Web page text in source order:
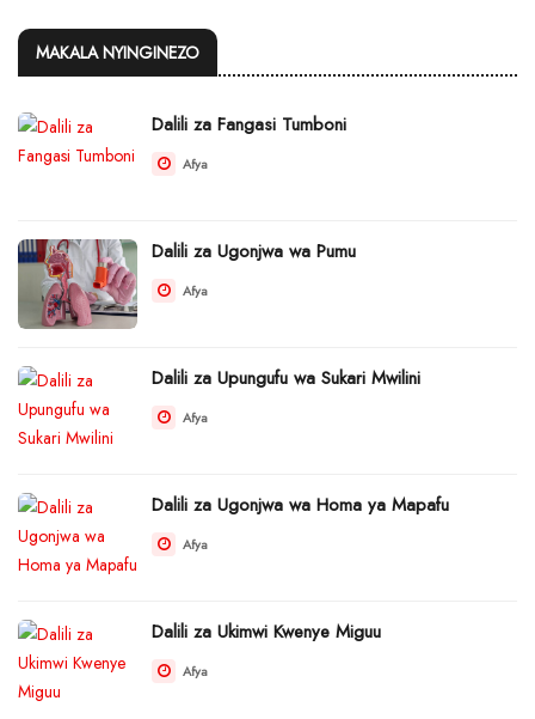
MAKALA NYINGINEZO
Dalili za Fangasi Tumboni
Afya
Dalili za Ugonjwa wa Pumu
Afya
Dalili za Upungufu wa Sukari Mwilini
Afya
Dalili za Ugonjwa wa Homa ya Mapafu
Afya
Dalili za Ukimwi Kwenye Miguu
Afya